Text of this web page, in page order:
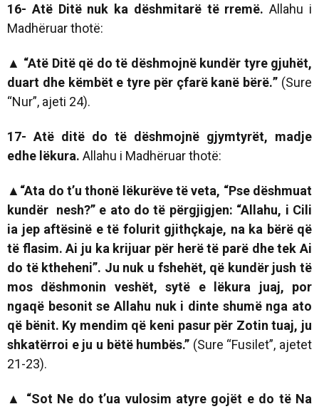
16- Atë Ditë nuk ka dëshmitarë të rremë.Allahu i
Madhëruar thotë:
▲ “Atë Ditë që do të dëshmojnë kundër tyre gjuhët,
duart dhe këmbët e tyre për çfarë kanë bërë.” (Sure
“Nur”, ajeti 24).
17- Atë ditë do të dëshmojnë gjymtyrët, madje
edhe lëkura. Allahu i Madhëruar thotë:
▲“Ata do t’u thonë lëkurëve të veta, “Pse dëshmuat
kundër nesh?” e ato do të përgjigjen: “Allahu, i Cili
ia jep aftësinë e të folurit gjithçkaje, na ka bërë që
të flasim. Ai ju ka krijuar për herë të parë dhe tek Ai
do të ktheheni”. Ju nuk u fshehët, që kundër jush të
mos dëshmonin veshët, sytë e lëkura juaj, por
ngaqë besonit se Allahu nuk i dinte shumë nga ato
që bënit. Ky mendim që keni pasur për Zotin tuaj, ju
shkatërroi e ju u bëtë humbës.” (Sure “Fusilet”, ajetet
21-23).
▲
“Sot Ne do t’ua vulosim atyre gojët e do të Na